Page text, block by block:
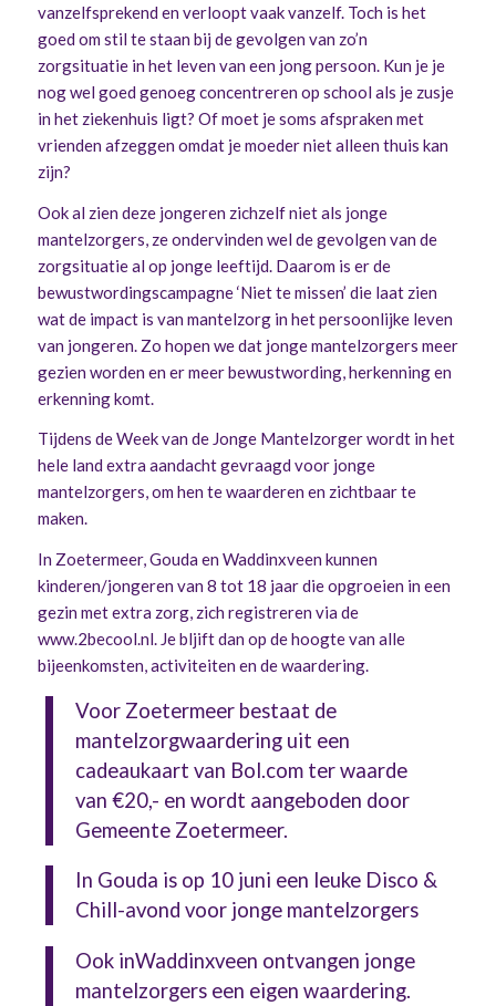
vanzelfsprekend en verloopt vaak vanzelf. Toch is het
goed om stil te staan bij de gevolgen van zo’n
zorgsituatie in het leven van een jong persoon. Kun je je
nog wel goed genoeg concentreren op school als je zusje
in het ziekenhuis ligt? Of moet je soms afspraken met
vrienden afzeggen omdat je moeder niet alleen thuis kan
zijn?
Ook al zien deze jongeren zichzelf niet als jonge
mantelzorgers, ze ondervinden wel de gevolgen van de
zorgsituatie al op jonge leeftijd. Daarom is er de
bewustwordingscampagne ‘Niet te missen’ die laat zien
wat de impact is van mantelzorg in het persoonlijke leven
van jongeren. Zo hopen we dat jonge mantelzorgers meer
gezien worden en er meer bewustwording, herkenning en
erkenning komt.
Tijdens de Week van de Jonge Mantelzorger wordt in het
hele land extra aandacht gevraagd voor jonge
mantelzorgers, om hen te waarderen en zichtbaar te
maken.
In Zoetermeer, Gouda en Waddinxveen kunnen
kinderen/jongeren van 8 tot 18 jaar die opgroeien in een
gezin met extra zorg, zich registreren via de
www.2becool.nl. Je bljift dan op de hoogte van alle
bijeenkomsten, activiteiten en de waardering.
Voor Zoetermeer bestaat de
mantelzorgwaardering uit een
cadeaukaart van Bol.com ter waarde
van €20,- en wordt aangeboden door
Gemeente Zoetermeer.
In Gouda is op 10 juni een leuke Disco &
Chill-avond voor jonge mantelzorgers
Ook inWaddinxveen ontvangen jonge
mantelzorgers een eigen waardering.